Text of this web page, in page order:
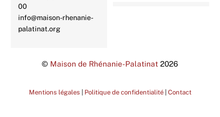
00
info@maison-rhenanie-
palatinat.org
© Maison de Rhénanie-Palatinat 2026
Mentions légales Politique de confidentialité| Contact